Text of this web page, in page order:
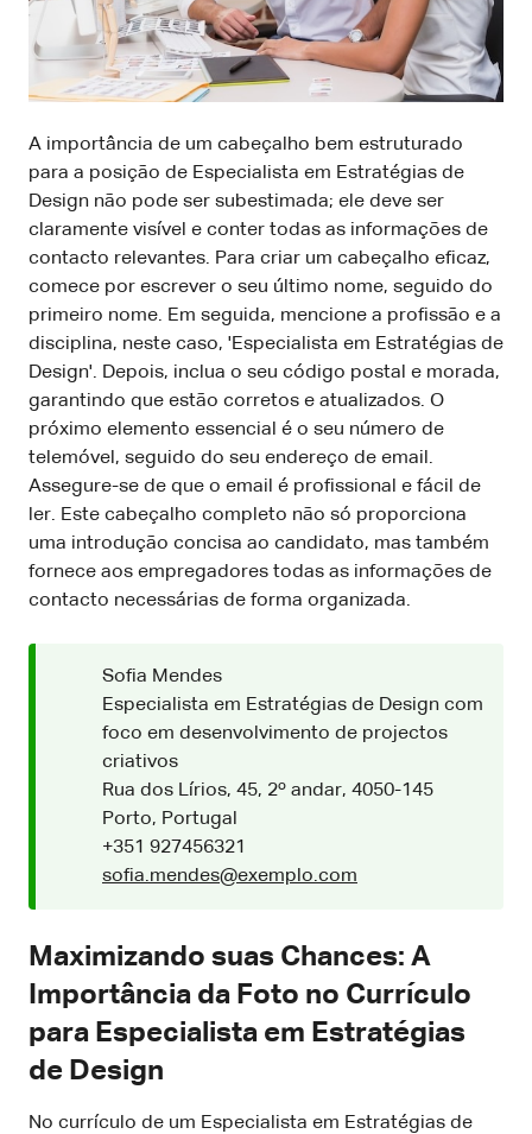
A importância de um cabeçalho bem estruturado
para a posição de Especialista em Estratégias de
Design não pode ser subestimada; ele deve ser
claramente visível e conter todas as informações de
contacto relevantes. Para criar um cabeçalho eficaz,
comece por escrever o seu último nome, seguido do
primeiro nome. Em seguida, mencione a profissão e a
disciplina, neste caso, 'Especialista em Estratégias de
Design'. Depois, inclua o seu código postal e morada,
garantindo que estão corretos e atualizados. O
próximo elemento essencial é o seu número de
telemóvel, seguido do seu endereço de email.
Assegure-se de que o email é profissional e fácil de
ler. Este cabeçalho completo não só proporciona
uma introdução concisa ao candidato, mas também
fornece aos empregadores todas as informações de
contacto necessárias de forma organizada.
Sofia Mendes
Especialista em Estratégias de Design com
foco em desenvolvimento de projectos
criativos
Rua dos Lírios, 45, 2º andar, 4050-145
Porto, Portugal
+351 927456321
sofia.mendes@exemplo.com
Maximizando suas Chances: A
Importância da Foto no Currículo
para Especialista em Estratégias
de Design
No currículo de um Especialista em Estratégias de